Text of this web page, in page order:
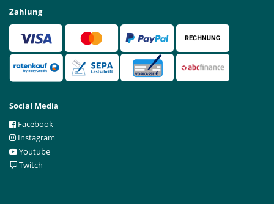
Zahlung
Social Media
Facebook
Instagram
Youtube
Twitch